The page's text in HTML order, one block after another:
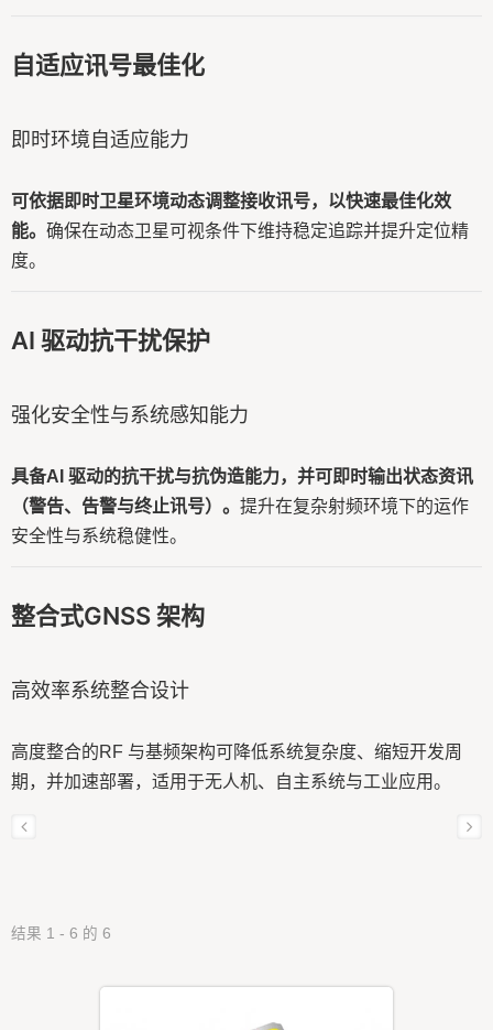
自适应讯号最佳化
即时环境自适应能力
可依据即时卫星环境动态调整接收讯号，以快速最佳化效
能。 确保在动态卫星可视条件下维持稳定追踪并提升定位精
度。
AI 驱动抗干扰保护
强化安全性与系统感知能力
具备AI 驱动的抗干扰与抗伪造能力，并可即时输出状态资讯
（警告、告警与终止讯号）。 提升在复杂射频环境下的运作
安全性与系统稳健性。
整合式GNSS 架构
高效率系统整合设计
高度整合的RF 与基频架构可降低系统复杂度、缩短开发周
期，并加速部署，适用于无人机、自主系统与工业应用。
结果 1 - 6 的 6